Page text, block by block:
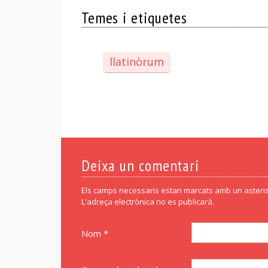
Temes i etiquetes
llatinòrum
Deixa un comentari
Els camps necessaris estan marcats amb un
L'adreça electrònica no es publicarà.
Nom *